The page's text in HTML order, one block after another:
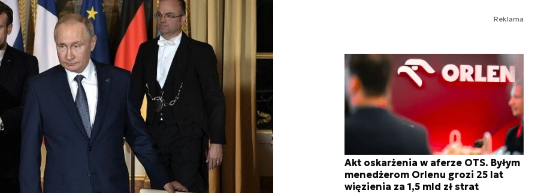
Reklama
Akt oskarżenia w aferze OTS. Byłym
menedżerom Orlenu grozi 25 lat
więzienia za 1,5 mld zł strat